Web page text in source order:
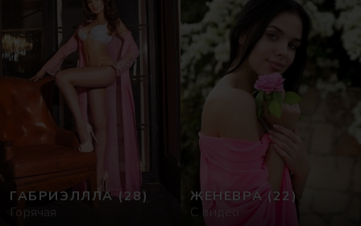
ГАБРИЭЛЛЛА (28)
Горячая
ЖЕНЕВРА (22)
С видео